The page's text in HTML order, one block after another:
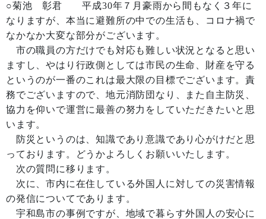
○菊池 彰君 平成30年７月豪雨から間もなく３年に
なりますが、本当に避難所の中での生活も、コロナ禍で
なかなか大変な部分がございます。
市の職員の方だけでも対応も難しい状況となると思い
ますし、やはり行政側としては市民の生命、財産を守る
というのが一番のこれは最大限の目標でございます。責
務でございますので、地元消防団なり、また自主防災、
協力を仰いで運営に最善の努力をしていただきたいと思
います。
防災というのは、知識であり意識であり心がけだと思
っております。どうかよろしくお願いいたします。
次の質問に移ります。
次に、市内に在住している外国人に対しての災害情報
の発信についてであります。
宇和島市の事例ですが、地域で暮らす外国人の安心に